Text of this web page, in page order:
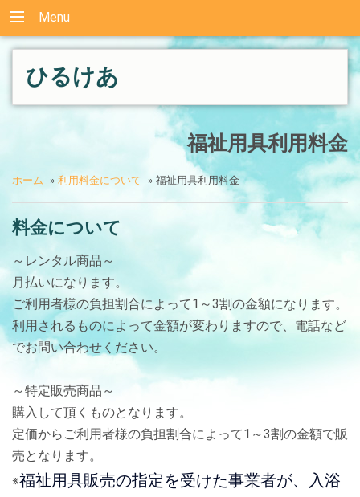
Menu
ひるけあ
福祉用具利用料金
ホーム » 利用料金について » 福祉用具利用料金
料金について
～レンタル商品～
月払いになります。
ご利用者様の負担割合によって1～3割の金額になります。
利用されるものによって金額が変わりますので、電話など
でお問い合わせください。
～特定販売商品～
購入して頂くものとなります。
定価からご利用者様の負担割合によって1～3割の金額で販
売となります。
※福祉用具販売の指定を受けた事業者が、入浴